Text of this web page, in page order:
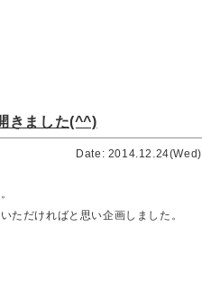
きました(^^)
Date: 2014.12.24(Wed)
ただければと思い企画しました。